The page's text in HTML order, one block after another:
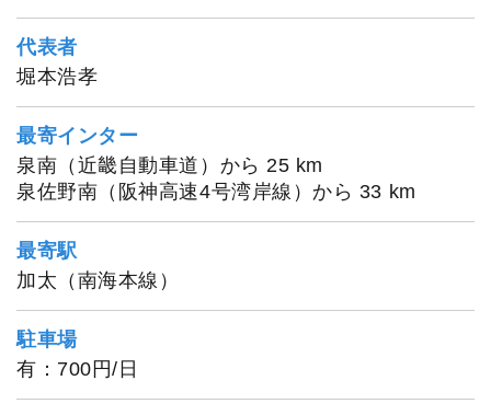
代表者
堀本浩孝
最寄インター
泉南（近畿自動車道）から 25 km
泉佐野南（阪神高速4号湾岸線）から 33 km
最寄駅
加太（南海本線）
駐車場
有：700円/日